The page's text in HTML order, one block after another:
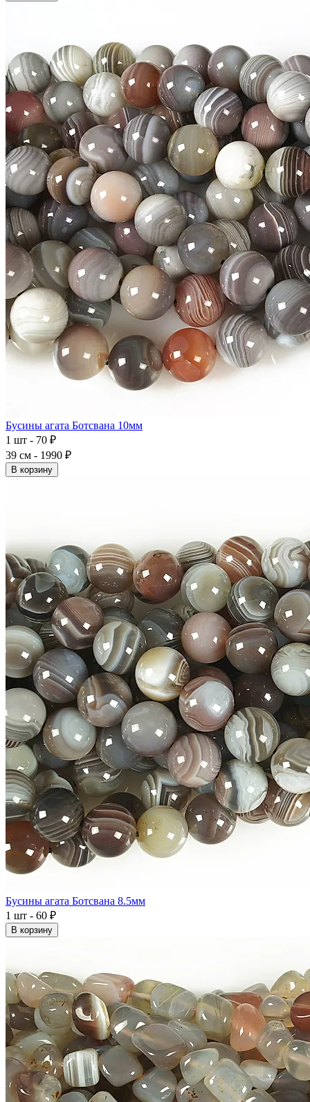
Бусины агата Ботсвана 10мм
1 шт - 70 ₽
39 см - 1990 ₽
В корзину
Бусины агата Ботсвана 8.5мм
1 шт - 60 ₽
В корзину